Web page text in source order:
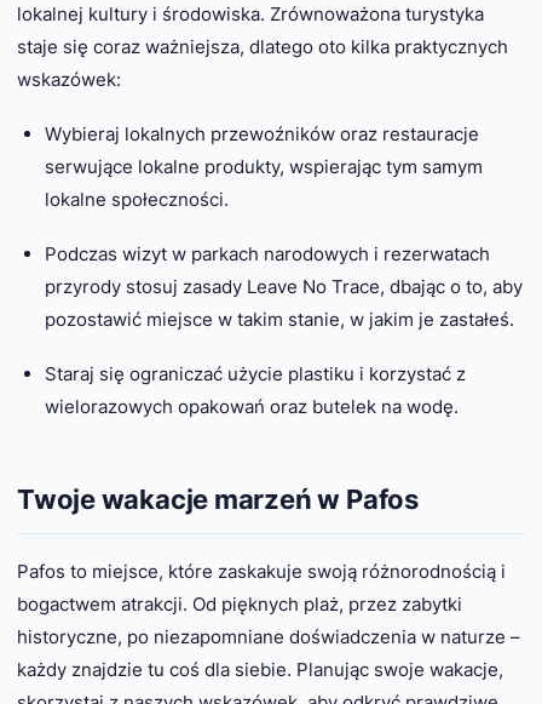
lokalnej kultury i środowiska. Zrównoważona turystyka
staje się coraz ważniejsza, dlatego oto kilka praktycznych
wskazówek:
Wybieraj lokalnych przewoźników oraz restauracje
serwujące lokalne produkty, wspierając tym samym
lokalne społeczności.
Podczas wizyt w parkach narodowych i rezerwatach
przyrody stosuj zasady Leave No Trace, dbając o to, aby
pozostawić miejsce w takim stanie, w jakim je zastałeś.
Staraj się ograniczać użycie plastiku i korzystać z
wielorazowych opakowań oraz butelek na wodę.
Twoje wakacje marzeń w Pafos
Pafos to miejsce, które zaskakuje swoją różnorodnością i
bogactwem atrakcji. Od pięknych plaż, przez zabytki
historyczne, po niezapomniane doświadczenia w naturze –
każdy znajdzie tu coś dla siebie. Planując swoje wakacje,